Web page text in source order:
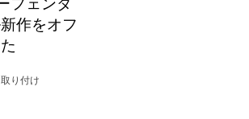
フェンダ
作をオフ
り付け